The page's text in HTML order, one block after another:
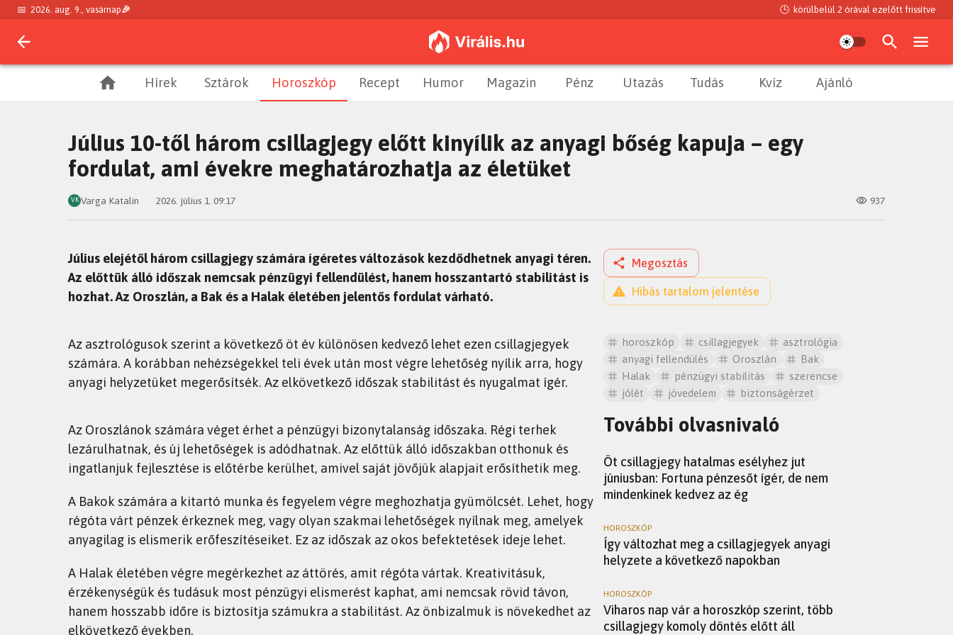
📅 2026. aug. 9., vasárnap🎉 🕒 körülbelül 2 órával ezelőtt frissítve
Hírek Sztárok Horoszkóp Recept Humor Magazin Pénz Utazás Tudás Kvíz Ajánló
Július 10-től három csillagjegy előtt kinyílik az anyagi bőség kapuja – egy
fordulat, ami évekre meghatározhatja az életüket
VK Varga Katalin 2026. július 1. 09:17 937
Július elejétől három csillagjegy számára ígéretes változások kezdődhetnek anyagi téren.
Az előttük álló időszak nemcsak pénzügyi fellendülést, hanem hosszantartó stabilitást is
hozhat. Az Oroszlán, a Bak és a Halak életében jelentős fordulat várható.
Az asztrológusok szerint a következő öt év különösen kedvező lehet ezen csillagjegyek
számára. A korábban nehézségekkel teli évek után most végre lehetőség nyílik arra, hogy
anyagi helyzetüket megerősítsék. Az elkövetkező időszak stabilitást és nyugalmat ígér.
Az Oroszlánok számára véget érhet a pénzügyi bizonytalanság időszaka. Régi terhek
lezárulhatnak, és új lehetőségek is adódhatnak. Az előttük álló időszakban otthonuk és
ingatlanjuk fejlesztése is előtérbe kerülhet, amivel saját jövőjük alapjait erősíthetik meg.
A Bakok számára a kitartó munka és fegyelem végre meghozhatja gyümölcsét. Lehet, hogy
régóta várt pénzek érkeznek meg, vagy olyan szakmai lehetőségek nyílnak meg, amelyek
anyagilag is elismerik erőfeszítéseiket. Ez az időszak az okos befektetések ideje lehet.
A Halak életében végre megérkezhet az áttörés, amit régóta vártak. Kreativitásuk,
érzékenységük és tudásuk most pénzügyi elismerést kaphat, ami nemcsak rövid távon,
hanem hosszabb időre is biztosítja számukra a stabilitást. Az önbizalmuk is növekedhet az
elkövetkező években.
Megosztás
Hibás tartalom jelentése
horoszkóp csillagjegyek
asztrológia
anyagi fellendülés
Oroszlán
Bak
Halak
pénzügyi stabilitás
szerencse
jólét
jövedelem biztonságérzet
További olvasnivaló
Öt csillagjegy hatalmas esélyhez jut
júniusban: Fortuna pénzesőt ígér, de nem
mindenkinek kedvez az ég
HOROSZKÓP
Így változhat meg a csillagjegyek anyagi
helyzete a következő napokban
HOROSZKÓP
Viharos nap vár a horoszkóp szerint, több
csillagjegy komoly döntés előtt áll